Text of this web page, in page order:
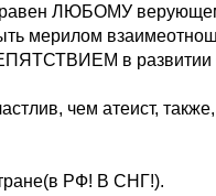
ЛЮБОМУ
мерилом
в развитии
чем атеист,
РФ! В СНГ!).